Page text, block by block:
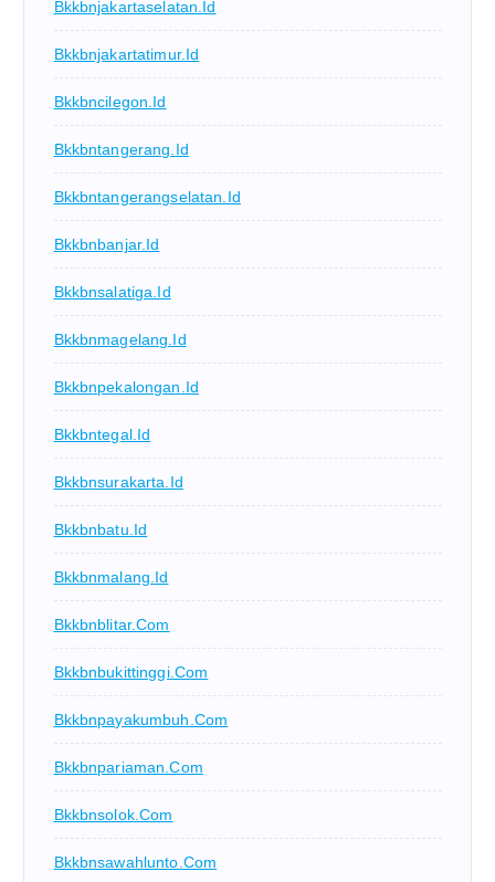
Bkkbnjakartaselatan.id
Bkkbnjakartatimur.id
Bkkbncilegon.id
Bkkbntangerang.id
Bkkbntangerangselatan.id
Bkkbnbanjar.id
Bkkbnsalatiga.id
Bkkbnmagelang.id
Bkkbnpekalongan.id
Bkkbntegal.id
Bkkbnsurakarta.id
Bkkbnbatu.id
Bkkbnmalang.id
Bkkbnblitar.com
Bkkbnbukittinggi.com
Bkkbnpayakumbuh.com
Bkkbnpariaman.com
Bkkbnsolok.com
Bkkbnsawahlunto.com